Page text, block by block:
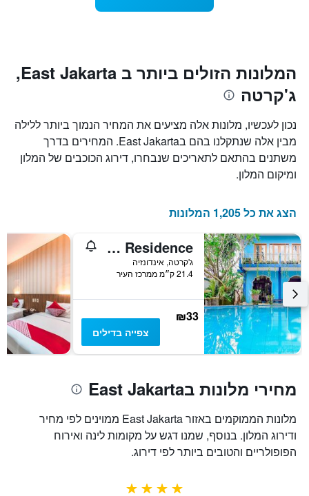
המחיר
הממוצע
של
חדר
במהלך
סוף
השבוע
זה
שנמצא
האחרונים
X
המציגים
את
מספר
הימים
שנותרו
עד
למועד
השהות
כולל
ציר
Y
המציג
את
מחיר
הממוצע
של
חדר
המלונות הזולים ביותר ב East Jakarta,
ג'קרטה
נכון לעכשיו, מלונות אלה מציעים את המחיר הנמוך ביותר ללילה
מבין אלה שנתקלנו בהם בEast Jakarta. המחירים בדרך
משתנים בהתאם לתאריכים שנבחרו, דירוג הכוכבים של המלון
ומיקום המלון.
הצג את כל 1,205 המלונות
Namora Residence
ג'קרטה, אינדונזיה
21.4 ק״מ ממרכז העיר
₪33
צפייה בדילים
מחירי מלונות בEast Jakarta
מלונות הממוקמים באזור East Jakarta ממוינים לפי מחיר
ודירוג המלון. בנוסף, שמנו דגש על מקומות לינה ואירוח
הפופולריים והטובים ביותר לפי דירוג.
4 כוכבים